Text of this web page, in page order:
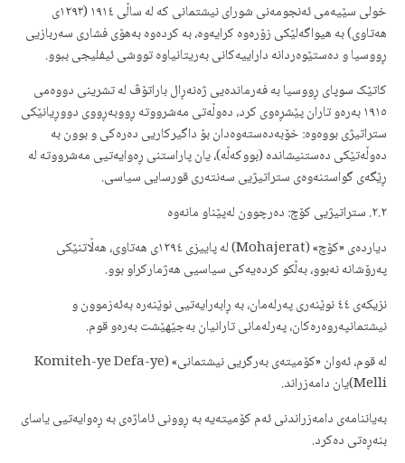
خولی سێیەمی ئەنجومەنی شورای نیشتمانی کە لە ساڵی ١٩١٤ (١٢٩٣ی
هەتاوی) بە هیواگەلێکی زۆرەوە کرایەوە، بە کردەوە بەهۆی فشاری سەربازیی
ڕووسیا و دەستێوەردانە داراییەکانی بەریتانیاوە تووشی ئیفلیجی ببوو.
کاتێک سوپای ڕووسیا بە فەرماندەیی ژەنەڕال باراتۆڤ لە تشرینی دووەمی
١٩١٥ بەرەو تاران پێشڕەوی کرد، دەوڵەتی مەشرووتە ڕووبەڕووی دووڕیانێکی
ستراتیژی بووەوە: خۆبەدەستەوەدان بۆ داگیرکاریی دەرەکی و بوون بە
دەوڵەتێکی دەستنیشاندە (بووکەڵە)، یان پاراستنی ڕەوایەتیی مەشرووتە لە
ڕێگەی گواستنەوەی ستراتیژیی سەنتەری قورسایی سیاسی.
٢.٢. ستراتیژیی کۆچ: دەرچوون لەپێناو مانەوە
دیاردەی «کۆچ» (Mohajerat) لە پاییزی ١٢٩٤ی هەتاوی، هەڵاتنێکی
پەرۆشانە نەبوو، بەڵکو کردەیەکی سیاسیی هەژمارکراو بوو.
نزیکەی ٤٤ نوێنەری پەرلەمان، بە ڕابەرایەتیی نوێنەرە بەئەزموون و
نیشتمانپەروەرەکان، پەرلەمانی تارانیان بەجێهێشت بەرەو قوم.
لە قوم، ئەوان «کۆمیتەی بەرگریی نیشتمانی» (Komiteh-ye Defa-ye
Melli)یان دامەزراند.
بەیاننامەی دامەزراندنی ئەم کۆمیتەیە بە ڕوونی ئاماژەی بە ڕەوایەتیی یاسای
بنەڕەتی دەکرد.